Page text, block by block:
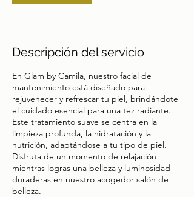
Descripción del servicio
En Glam by Camila, nuestro facial de
mantenimiento está diseñado para
rejuvenecer y refrescar tu piel, brindándote
el cuidado esencial para una tez radiante.
Este tratamiento suave se centra en la
limpieza profunda, la hidratación y la
nutrición, adaptándose a tu tipo de piel.
Disfruta de un momento de relajación
mientras logras una belleza y luminosidad
duraderas en nuestro acogedor salón de
belleza.